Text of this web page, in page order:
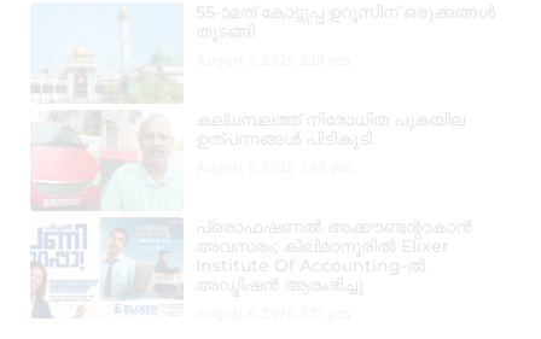
55-ാമത് കോട്ടുപ്പ ഉറൂസിന് ഒരുക്കങ്ങൾ
തുടങ്ങി
കല്ലമ്പലത്ത് നിരോധിത പുകയില
ഉത്പന്നങ്ങൾ പിടികൂടി.
പ്രൊഫഷണൽ അക്കൗണ്ടന്റാകാൻ
അവസരം; കിലിമാനൂരിൽ Elixer
Institute Of Accounting-ൽ
അഡ്മിഷൻ ആരംഭിച്ചു